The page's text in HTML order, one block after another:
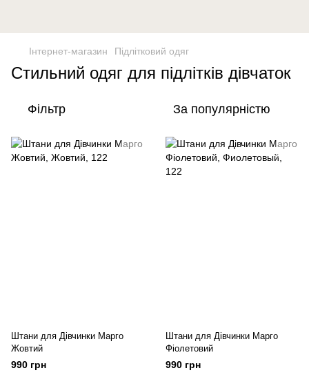
Інтернет-магазин Підлітковий одяг
Стильний одяг для підлітків дівчаток
Фільтр За популярністю
Штани для Дівчинки Марго
Жовтий
990 грн
Штани для Дівчинки Марго
Фіолетовий
990 грн